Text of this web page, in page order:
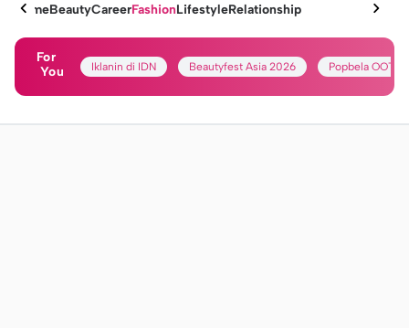
HomeBeautyCareerFashionLifestyleRelationship
For
You
Iklanin di IDN Beautyfest Asia 2026 Popbela OOTD